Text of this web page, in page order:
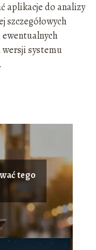
aplikacje do analizy
szczegółowych
wersji systemu
tego